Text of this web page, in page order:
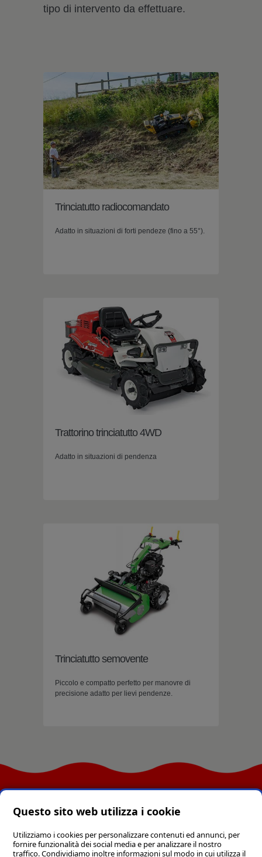
tipo di intervento da effettuare.
Trinciatutto radiocomandato
Adatto in situazioni di forti pendeze (fino a 55°).
Trattorino trinciatutto 4WD
Adatto in situazioni di pendenza
Trinciatutto semovente
Piccolo e compatto perfetto per manovre di
precisione adatto per lievi pendenze.
CONTATTI
COOPERATIVA FUTURA
EVERGREEN - Via Valle Corvone, 39 -
Questo sito web utilizza i cookie
Utilizziamo i cookies per personalizzare contenuti ed annunci, per
fornire funzionalità dei social media e per analizzare il nostro
traffico. Condividiamo inoltre informazioni sul modo in cui utilizza il